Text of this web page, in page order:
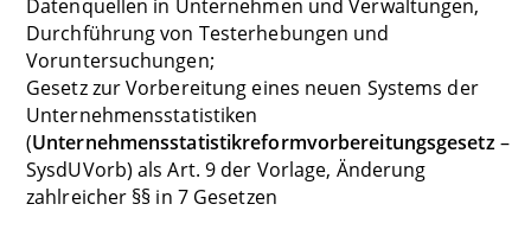
Datenquellen in Unternehmen und Verwaltungen,
Durchführung von Testerhebungen und
Voruntersuchungen;
Gesetz zur Vorbereitung eines neuen Systems der
Unternehmensstatistiken
(Unternehmensstatistikreformvorbereitungsgesetz–
SysdUVorb) als Art. 9 der Vorlage, Änderung
zahlreicher §§ in 7 Gesetzen